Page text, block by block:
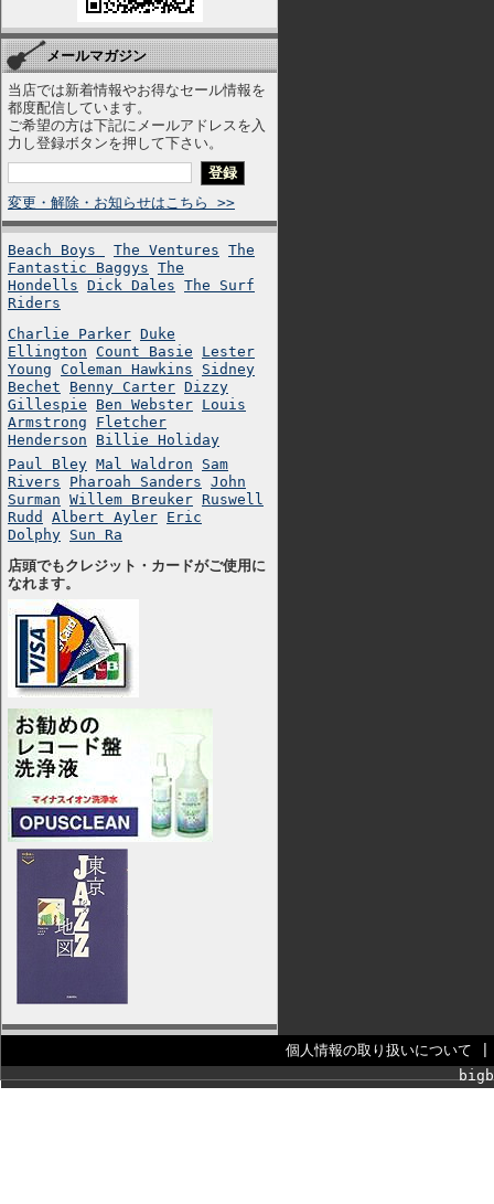
メールマガジン
当店では新着情報やお得なセール情報を
都度配信しています。
ご希望の方は下記にメールアドレスを入
力し登録ボタンを押して下さい。
変更・解除・お知らせはこちら >>
Beach Boys The Ventures The
Fantastic Baggys The
Hondells Dick Dales The Surf
Riders
Charlie Parker Duke
Ellington Count Basie
Lester
Young Coleman Hawkins
Sidney
Bechet
Benny Carter Dizzy
Gillespie
Ben Webster Louis
Armstrong
Fletcher
Henderson
Billie Holiday
Paul Bley Mal Waldron
Sam
Rivers
Pharoah Sanders John
Surman Willem Breuker Ruswell
Rudd
Albert Ayler Eric
Dolphy Sun Ra
店頭でもクレジット・カードがご使用に
なれます。
個人情報の取り扱いについて